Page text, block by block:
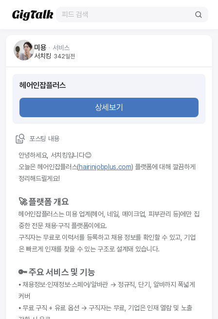
미용 ᆞ 서비스
서치킹 342일전
헤어인잡플러스
상세보기
포스팅 내용
안녕하세요, 서치킹입니다😊
오늘은 헤어인잡플러스(hairinjobplus.com) 플랫폼에 대해 깔끔하게
정리해드릴게요!
🚀 플랫폼 개요
헤어인잡플러스는 미용 업계(헤어, 네일, 메이크업, 피부관리 등)에만 집
중한 전문 채용·구직 플랫폼이에요.
구직자는 무료로 이력서를 등록하고 채용 정보를 확인할 수 있고, 기업
은 빠르게 인재를 찾을 수 있는 구조로 설계돼 있습니다.
🔑 주요 서비스 및 기능
⦁ 채용정보·인재정보·스페어/알바관 → 정규직, 단기, 알바까지 폭넓게
커버
⦁ 무료 구직 + 유료 옵션 → 구직자는 무료, 기업은 인재 열람 및 노출